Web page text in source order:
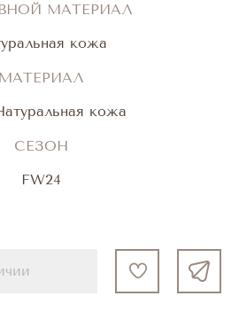
МАТЕРИАЛ
кожа
МАТЕРИАЛ
кожа
СЕЗОН
FW24